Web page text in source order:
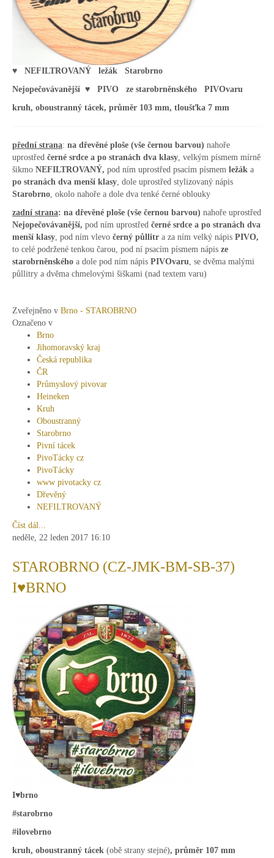
♥ NEFILTROVANÝ ležák Starobrno
Nejopečovávanější ♥ PIVO ze starobrněnského PIVOvaru
kruh, oboustranný tácek, průměr 103 mm, tloušťka 7 mm
přední strana: na dřevěné ploše (vše černou barvou) nahoře
uprostřed černé srdce a po stranách dva klasy , velkým písmem mírně
šikmo NEFILTROVANÝ, pod ním uprostřed psacím písmem ležák a
po stranách dva menší klasy , dole uprostřed stylizovaný nápis
Starobrno , okolo nahoře a dole dva tenké černé oblouky
zadní strana: na dřevěné ploše (vše černou barvou) nahoře uprostřed
Nejopečovávanější, pod ním uprostřed černé srdce a po stranách dva
menší klasy , pod ním vlevo černý půllitr a za ním velký nápis PIVO,
to celé podržené tenkou čarou, pod ní psacím písmem nápis ze
starobrněnského a dole pod ním nápis PIVOvaru , se dvěma malými
půllitry a dvěma chmelovými šiškami (nad textem varu)
Zveřejněno v Brno - STAROBRNO
Označeno v
Brno
Jihomoravský kraj
Česká republika
ČR
Průmyslový pivovar
Heineken
Kruh
Oboustranný
Starobrno
Pivní tácek
PivoTácky cz
PivoTácky
www pivotacky cz
Dřevěný
NEFILTROVANÝ
Číst dál...
neděle, 22 leden 2017 16:10
STAROBRNO (CZ-JMK-BM-SB-37)
I♥BRNO
I♥brno
#starobrno
#ilovebrno
kruh, oboustranný tácek (obě strany stejné), průměr 107 mm